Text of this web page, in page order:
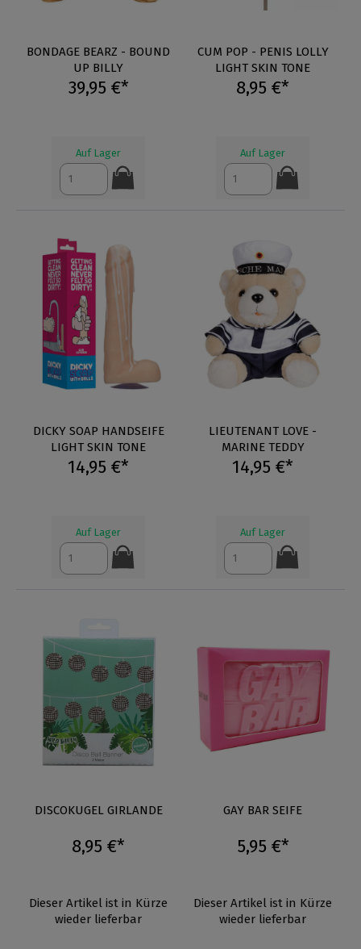
BONDAGE BEARZ - BOUND
UP BILLY
39,95 €*
Auf Lager
CUM POP - PENIS LOLLY
LIGHT SKIN TONE
8,95 €*
Auf Lager
DICKY SOAP HANDSEIFE
LIGHT SKIN TONE
14,95 €*
Auf Lager
LIEUTENANT LOVE -
MARINE TEDDY
14,95 €*
Auf Lager
DISCOKUGEL GIRLANDE
8,95 €*
Dieser Artikel ist in Kürze
wieder lieferbar
GAY BAR SEIFE
5,95 €*
Dieser Artikel ist in Kürze
wieder lieferbar